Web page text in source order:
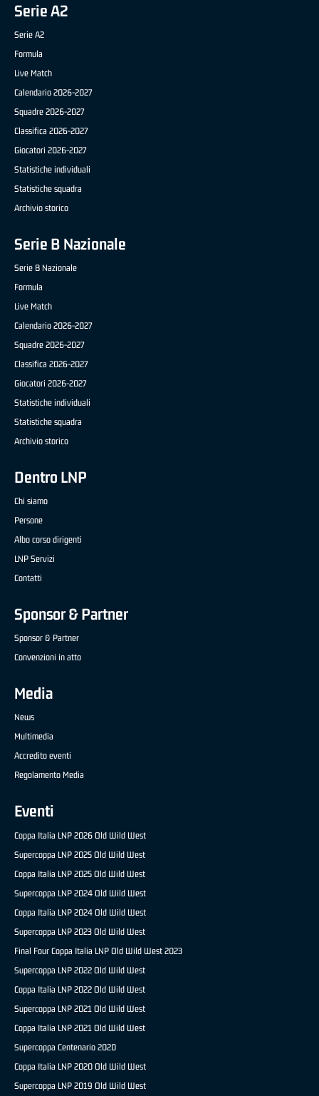
Serie A2
Serie A2
Formula
Live Match
Calendario 2026-2027
Squadre 2026-2027
Classifica 2026-2027
Giocatori 2026-2027
Statistiche individuali
Statistiche squadra
Archivio storico
Serie B Nazionale
Serie B Nazionale
Formula
Live Match
Calendario 2026-2027
Squadre 2026-2027
Classifica 2026-2027
Giocatori 2026-2027
Statistiche individuali
Statistiche squadra
Archivio storico
Dentro LNP
Chi siamo
Persone
Albo corso dirigenti
LNP Servizi
Contatti
Sponsor & Partner
Sponsor & Partner
Convenzioni in atto
Media
News
Multimedia
Accredito eventi
Regolamento Media
Eventi
Coppa Italia LNP 2026 Old Wild West
Supercoppa LNP 2025 Old Wild West
Coppa Italia LNP 2025 Old Wild West
Supercoppa LNP 2024 Old Wild West
Coppa Italia LNP 2024 Old Wild West
Supercoppa LNP 2023 Old Wild West
Final Four Coppa Italia LNP Old Wild West 2023
Supercoppa LNP 2022 Old Wild West
Coppa Italia LNP 2022 Old Wild West
Supercoppa LNP 2021 Old Wild West
Coppa Italia LNP 2021 Old Wild West
Supercoppa Centenario 2020
Coppa Italia LNP 2020 Old Wild West
Supercoppa LNP 2019 Old Wild West